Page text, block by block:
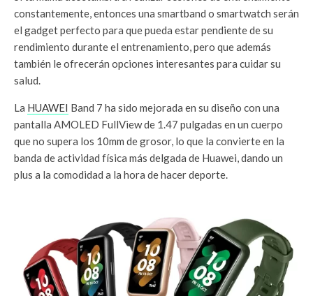
constantemente, entonces una smartband o smartwatch serán
el gadget perfecto para que pueda estar pendiente de su
rendimiento durante el entrenamiento, pero que además
también le ofrecerán opciones interesantes para cuidar su
salud.
La HUAWEI Band 7 ha sido mejorada en su diseño con una
pantalla AMOLED FullView de 1.47 pulgadas en un cuerpo
que no supera los 10mm de grosor, lo que la convierte en la
banda de actividad física más delgada de Huawei, dando un
plus a la comodidad a la hora de hacer deporte.